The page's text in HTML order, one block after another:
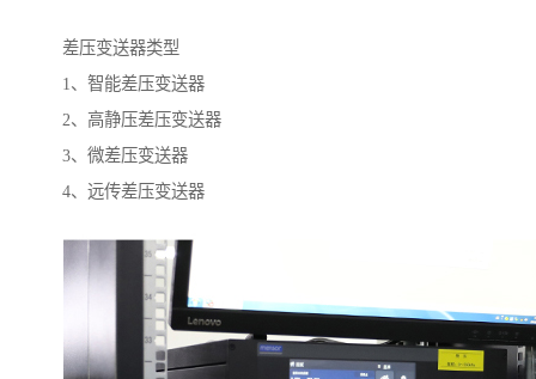
差压变送器类型
1、智能差压变送器
2、高静压差压变送器
3、微差压变送器
4、远传差压变送器